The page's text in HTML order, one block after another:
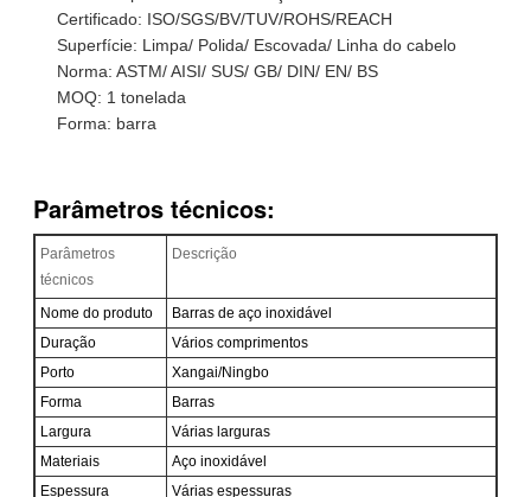
Certificado: ISO/SGS/BV/TUV/ROHS/REACH
Superfície: Limpa/ Polida/ Escovada/ Linha do cabelo
Norma: ASTM/ AISI/ SUS/ GB/ DIN/ EN/ BS
MOQ: 1 tonelada
Forma: barra
Parâmetros técnicos:
Parâmetros
técnicos
Descrição
Nome do produto
Barras de aço inoxidável
Duração
Vários comprimentos
Porto
Xangai/Ningbo
Forma
Barras
Largura
Várias larguras
Materiais
Aço inoxidável
Espessura
Várias espessuras